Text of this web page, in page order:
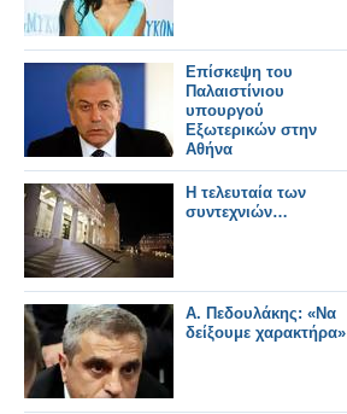
Επίσκεψη του
Παλαιστίνιου
υπουργού
Εξωτερικών στην
Αθήνα
Η τελευταία των
συντεχνιών…
Α. Πεδουλάκης: «Να
δείξουμε χαρακτήρα»